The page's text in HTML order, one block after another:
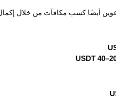
أيضًا كسب مكافآت من خلال
20–40